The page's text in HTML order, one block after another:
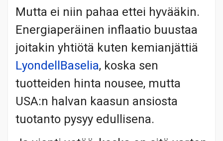
Mutta ei niin pahaa ettei hyvääkin.
Energiaperäinen inflaatio buustaa
joitakin yhtiötä kuten kemianjättiä
LyondellBaselia, koska sen
tuotteiden hinta nousee, mutta
USA:n halvan kaasun ansiosta
tuotanto pysyy edullisena.